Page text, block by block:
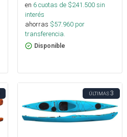
en 6cuotas de $241.500sin
interés
ahorras $57.960 por
transferencia.
Disponible
ÚLTIMAS3